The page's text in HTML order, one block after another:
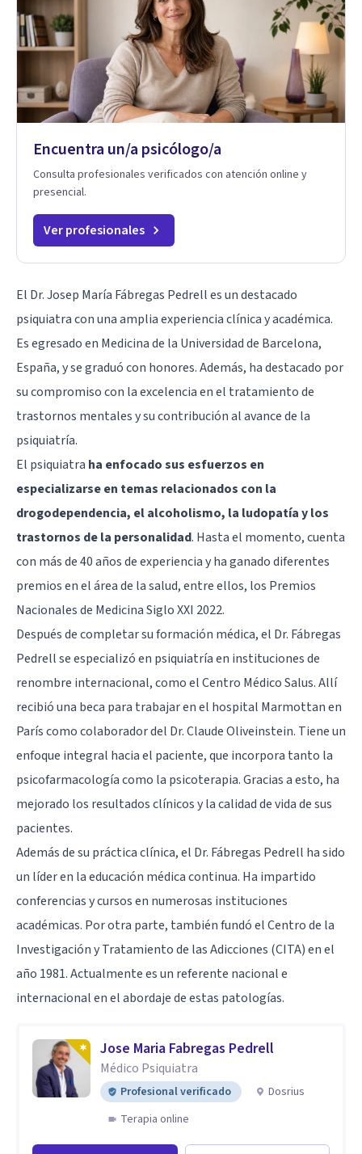
Encuentra un/a psicólogo/a
Consulta profesionales verificados con atención online y
presencial.
Ver profesionales
El Dr. Josep María Fábregas Pedrell es un destacado
psiquiatra con una amplia experiencia clínica y académica.
Es egresado en Medicina de la Universidad de Barcelona,
España, y se graduó con honores. Además, ha destacado por
su compromiso con la excelencia en el tratamiento de
trastornos mentales y su contribución al avance de la
psiquiatría.
El psiquiatra ha enfocado sus esfuerzos en
especializarse en temas relacionados con la
drogodependencia, elalcoholismo, la ludopatía y los
trastornos de la personalidad. Hasta el momento, cuenta
con más de 40 años de experiencia y ha ganado diferentes
premios en el área de la salud, entre ellos, los Premios
Nacionales de Medicina Siglo XXI 2022.
Después de completar su formación médica, el Dr. Fábregas
Pedrell se especializó en psiquiatría en instituciones de
renombre internacional, como el Centro Médico Salus. Allí
recibió una beca para trabajar en el hospital Marmottan en
París como colaborador del Dr. Claude Oliveinstein. Tiene un
enfoque integral hacia el paciente, que incorpora tanto la
psicofarmacología como la psicoterapia. Gracias a esto, ha
mejorado los resultados clínicos y la calidad de vida de sus
pacientes.
Además de su práctica clínica, el Dr. Fábregas Pedrell ha sido
un líder en la educación médica continua. Ha impartido
conferencias y cursos en numerosas instituciones
académicas. Por otra parte, también fundó el Centro de la
Investigación y Tratamiento de las Adicciones (CITA) en el
año 1981. Actualmente es un referente nacional e
internacional en el abordaje de estas patologías.
Jose Maria Fabregas Pedrell
Médico Psiquiatra
Profesional verificado
Dosrius
Terapia online